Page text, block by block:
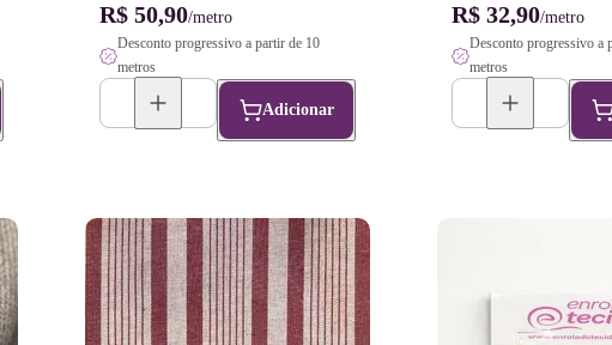
R$ 50,90/metro
Desconto progressivo a partir de 10
metros
Adicionar
R$ 32,90/metro
Desconto progressivo a
metros